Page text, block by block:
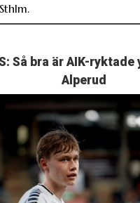
Så bra är AIK-
Alperud